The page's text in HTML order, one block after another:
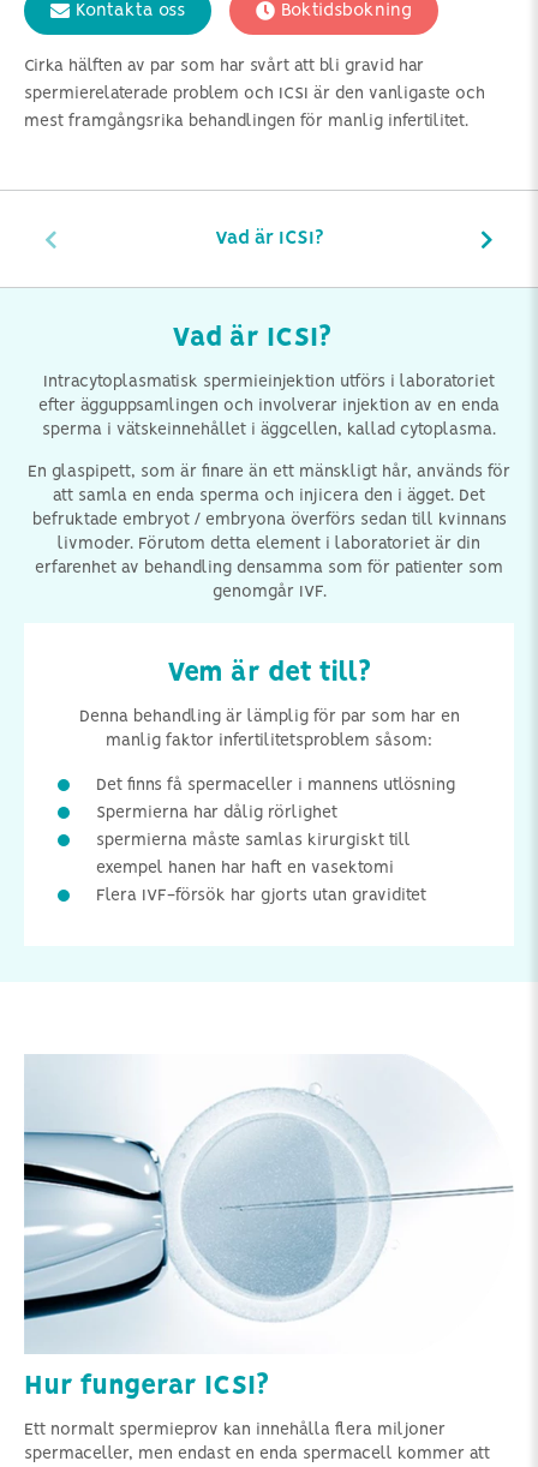
Cirka hälften av par som har svårt att bli gravid har
spermierelaterade problem och ICSI är den vanligaste och
mest framgångsrika behandlingen för manlig infertilitet.
Kontakta oss Boktidsbokning
Vad är ICSI?
Vad är ICSI?
Intracytoplasmatisk spermieinjektion utförs i laboratoriet
efter ägguppsamlingen och involverar injektion av en enda
sperma i vätskeinnehållet i äggcellen, kallad cytoplasma.
En glaspipett, som är finare än ett mänskligt hår, används för
att samla en enda sperma och injicera den i ägget. Det
befruktade embryot / embryona överförs sedan till kvinnans
livmoder. Förutom detta element i laboratoriet är din
erfarenhet av behandling densamma som för patienter som
genomgår IVF.
Vem är det till?
Denna behandling är lämplig för par som har en
manlig faktor infertilitetsproblem såsom:
Det finns få spermaceller i mannens utlösning
Spermierna har dålig rörlighet
spermierna måste samlas kirurgiskt till
exempel hanen har haft en vasektomi
Flera IVF-försök har gjorts utan graviditet
Hur fungerar ICSI?
Ett normalt spermieprov kan innehålla flera miljoner
spermaceller, men endast en enda spermacell kommer att